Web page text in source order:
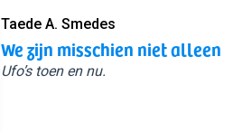
Taede A. Smedes
We zijn misschien niet alleen
Ufo’s toen en nu.